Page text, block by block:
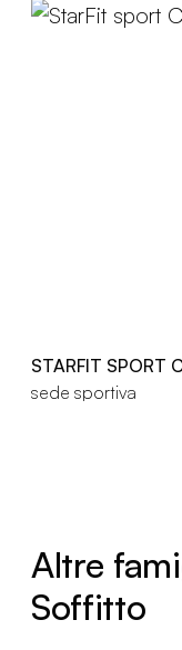
STARFIT SPORT
sede sportiva
Altre
Soffitto